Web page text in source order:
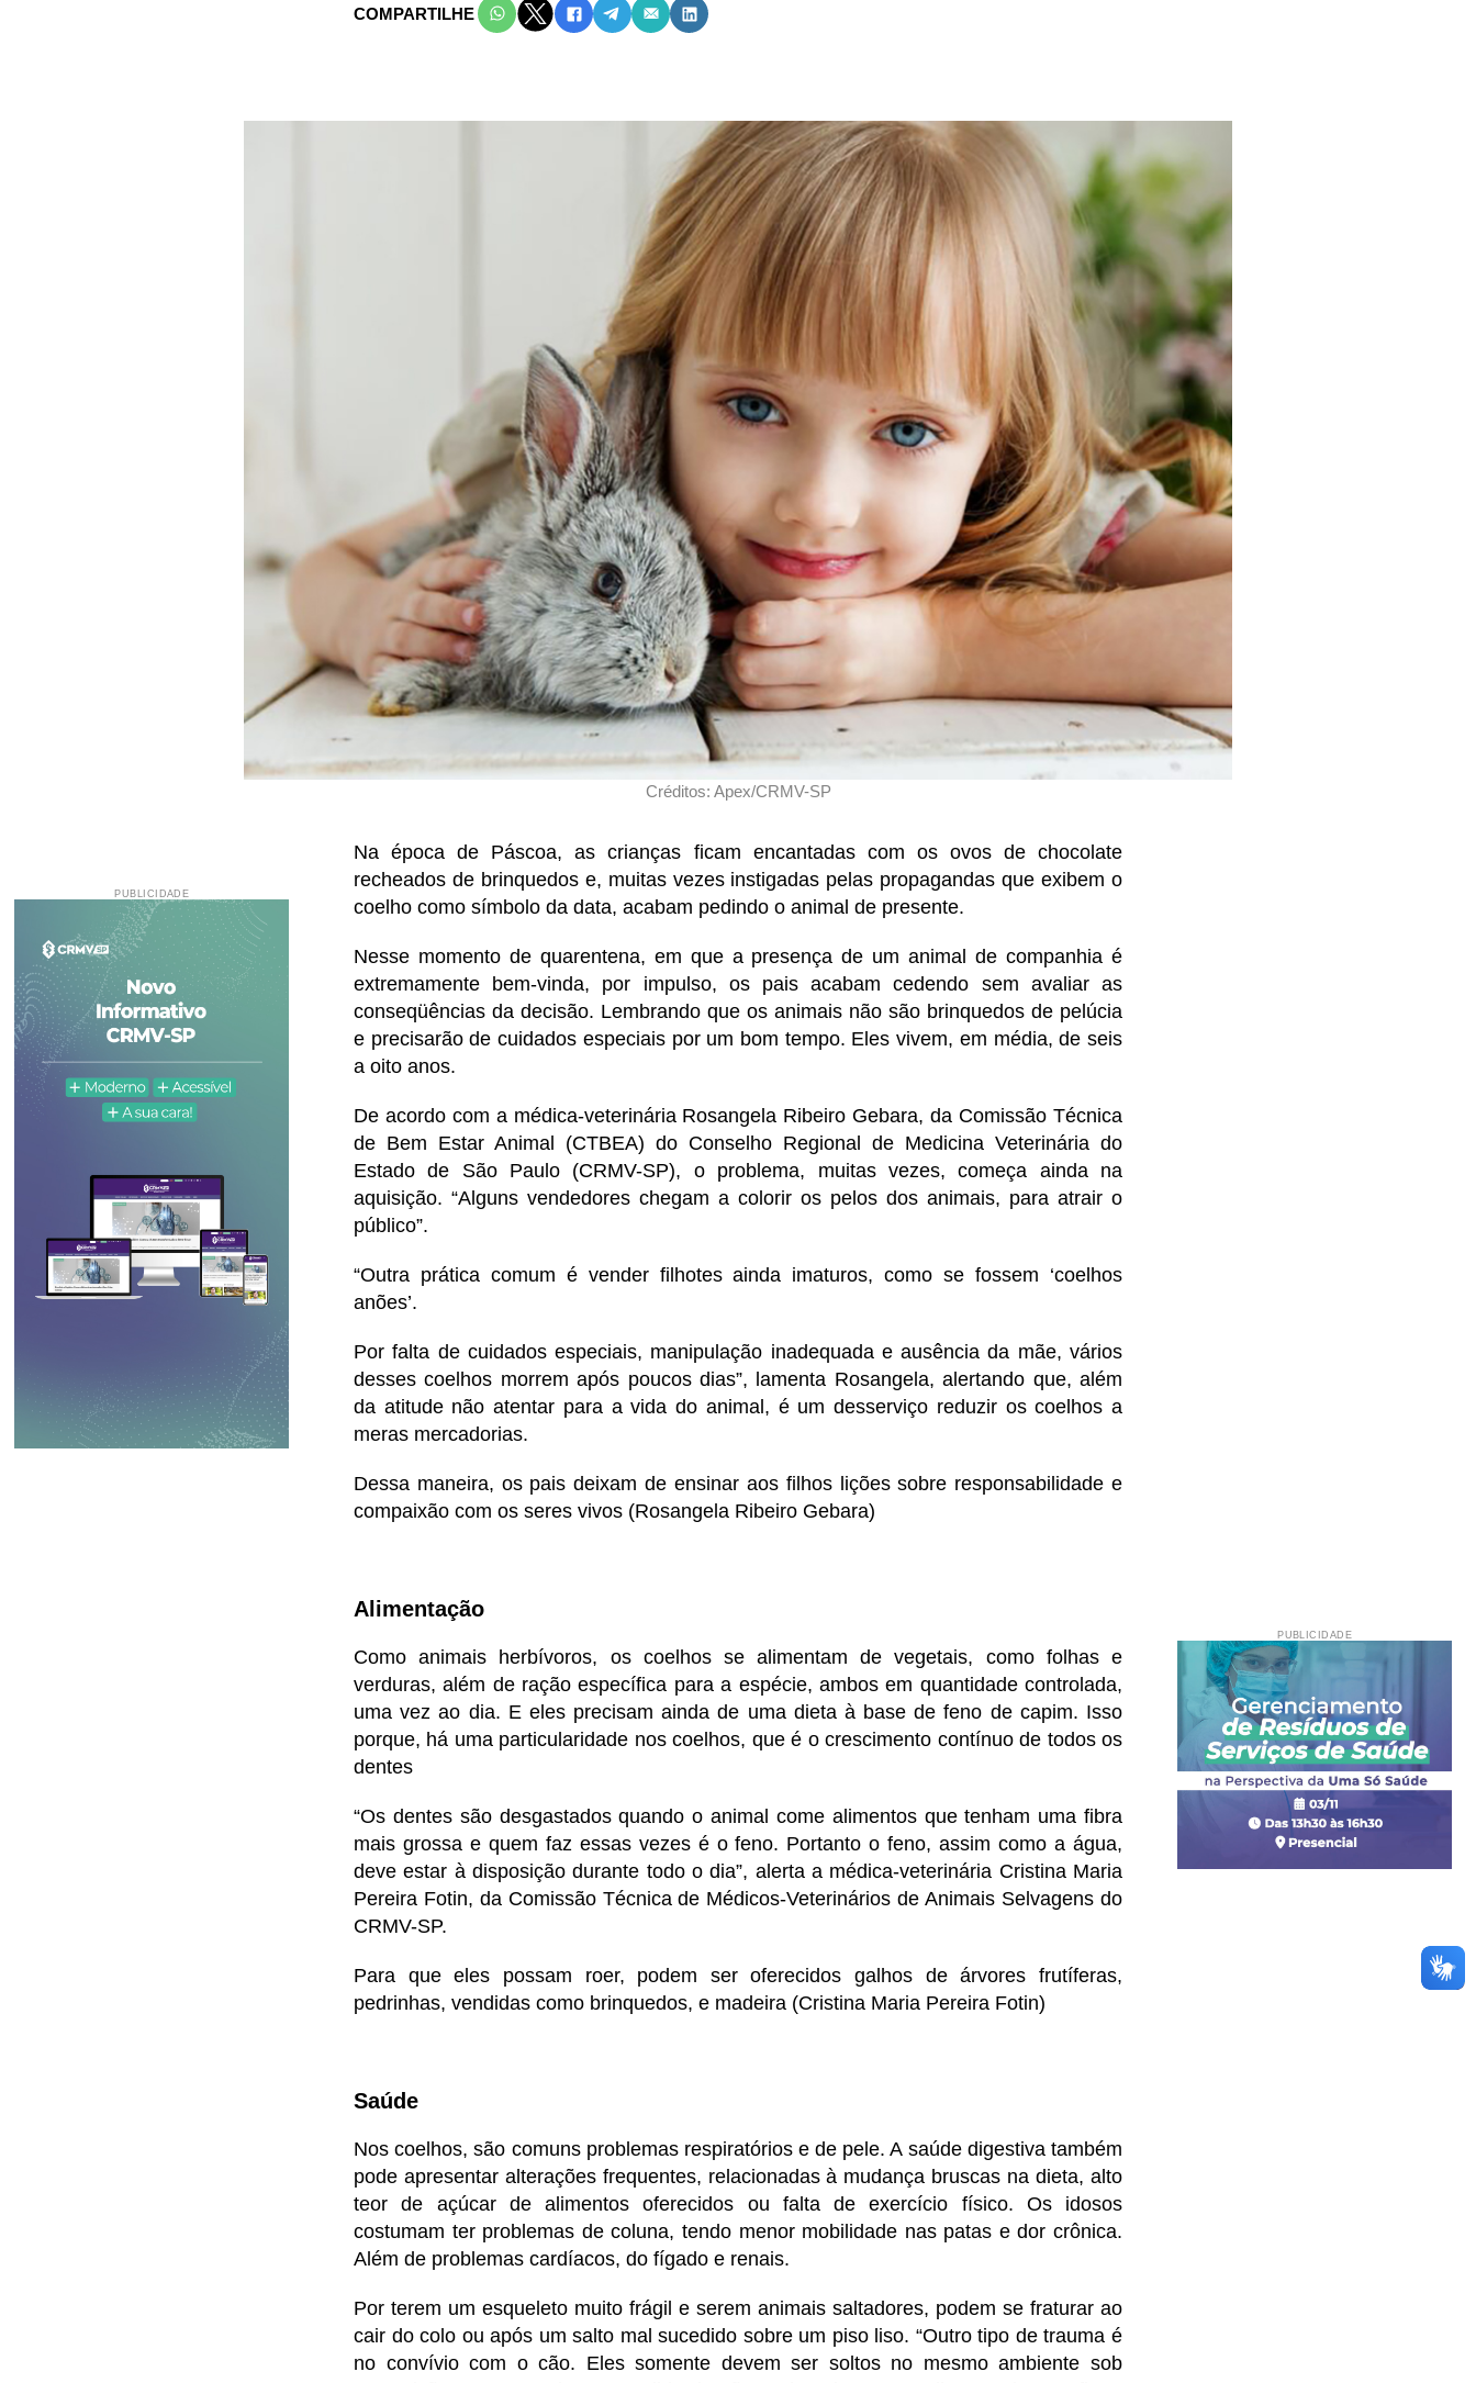
COMPARTILHE
Créditos: Apex/CRMV-SP
Na época de Páscoa, as crianças ficam encantadas com os ovos de chocolate
recheados de brinquedos e, muitas vezes instigadas pelas propagandas que exibem o
coelho como símbolo da data, acabam pedindo o animal de presente.
Nesse momento de quarentena, em que a presença de um animal de companhia é
extremamente bem-vinda, por impulso, os pais acabam cedendo sem avaliar as
conseqüências da decisão. Lembrando que os animais não são brinquedos de pelúcia
e precisarão de cuidados especiais por um bom tempo. Eles vivem, em média, de seis
a oito anos.
PUBLICIDADE
De acordo com a médica-veterinária Rosangela Ribeiro Gebara, da Comissão Técnica
de Bem Estar Animal (CTBEA) do Conselho Regional de Medicina Veterinária do
Estado de São Paulo (CRMV-SP), o problema, muitas vezes, começa ainda na
aquisição. “Alguns vendedores chegam a colorir os pelos dos animais, para atrair o
público”.
“Outra prática comum é vender filhotes ainda imaturos, como se fossem ‘coelhos
anões’.
Por falta de cuidados especiais, manipulação inadequada e ausência da mãe, vários
desses coelhos morrem após poucos dias”, lamenta Rosangela, alertando que, além
da atitude não atentar para a vida do animal, é um desserviço reduzir os coelhos a
meras mercadorias.
PUBLICIDADE
Dessa maneira, os pais deixam de ensinar aos filhos lições sobre responsabilidade e
compaixão com os seres vivos (Rosangela Ribeiro Gebara)
Alimentação
Como animais herbívoros, os coelhos se alimentam de vegetais, como folhas e
verduras, além de ração específica para a espécie, ambos em quantidade controlada,
uma vez ao dia. E eles precisam ainda de uma dieta à base de feno de capim. Isso
porque, há uma particularidade nos coelhos, que é o crescimento contínuo de todos os
dentes
“Os dentes são desgastados quando o animal come alimentos que tenham uma fibra
mais grossa e quem faz essas vezes é o feno. Portanto o feno, assim como a água,
deve estar à disposição durante todo o dia”, alerta a médica-veterinária Cristina Maria
Pereira Fotin, da Comissão Técnica de Médicos-Veterinários de Animais Selvagens do
CRMV-SP.
Para que eles possam roer, podem ser oferecidos galhos de árvores frutíferas,
pedrinhas, vendidas como brinquedos, e madeira (Cristina Maria Pereira Fotin)
Saúde
Nos coelhos, são comuns problemas respiratórios e de pele. A saúde digestiva também
pode apresentar alterações frequentes, relacionadas à mudança bruscas na dieta, alto
teor de açúcar de alimentos oferecidos ou falta de exercício físico. Os idosos
costumam ter problemas de coluna, tendo menor mobilidade nas patas e dor crônica.
Além de problemas cardíacos, do fígado e renais.
Por terem um esqueleto muito frágil e serem animais saltadores, podem se fraturar ao
cair do colo ou após um salto mal sucedido sobre um piso liso. “Outro tipo de trauma é
no convívio com o cão. Eles somente devem ser soltos no mesmo ambiente sob